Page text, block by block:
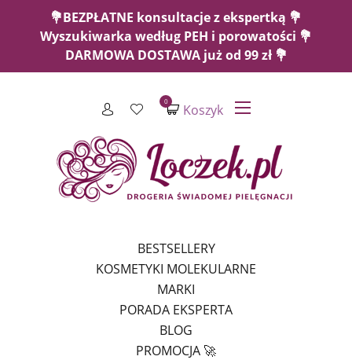
💐BEZPŁATNE konsultacje z ekspertką 💐
Wyszukiwarka według PEH i porowatości 💐
DARMOWA DOSTAWA już od 99 zł 💐
Koszyk
0
BESTSELLERY
KOSMETYKI MOLEKULARNE
MARKI
PORADA EKSPERTA
BLOG
PROMOCJA 🚀